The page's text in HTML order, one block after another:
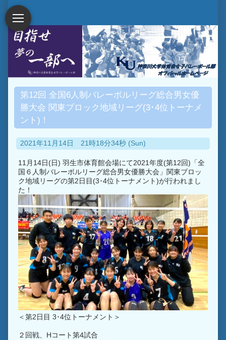
第12回 全国6人制バレーボルリーグ総合男女優
勝大会 関東ブロック地域リーグ(3･4位トーナメ
ント)！
2021年11月14日 21時18分34秒 (Sun)
11月14日(日) 羽生市体育館会場にて2021年度(第12回)「全
国６人制バレーボルリーグ総合男女優勝大会」関東ブロッ
ク地域リーグの第2日目(3･4位トーナメント)が行われまし
た！
＜第2日目 3･4位トーナメント＞
２回戦、Hコート第4試合